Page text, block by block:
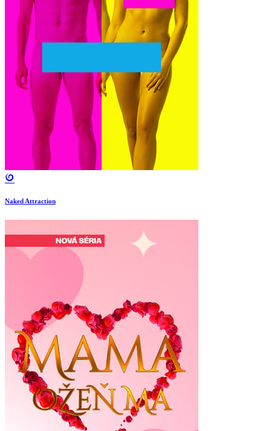
Naked Attraction